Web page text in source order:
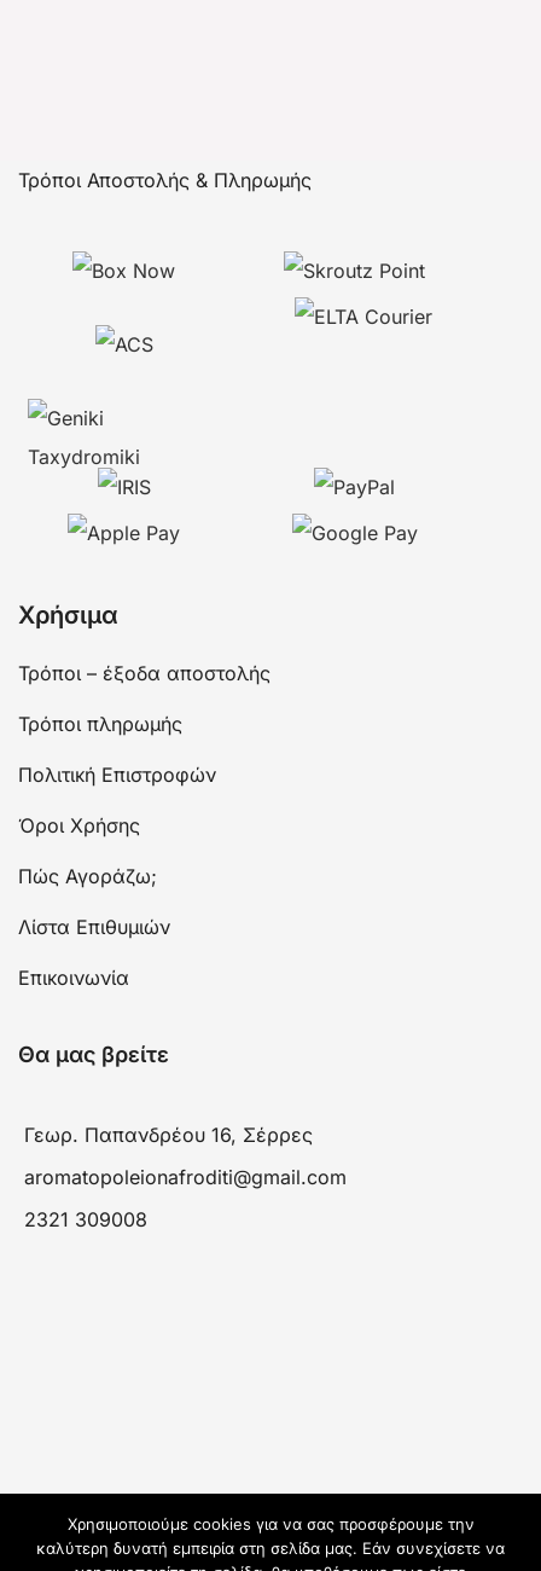
Τρόποι Αποστολής & Πληρωμής
Χρήσιμα
Τρόποι – έξοδα αποστολής
Τρόποι πληρωμής
Πολιτική Επιστροφών
Όροι Χρήσης
Πώς Αγοράζω;
Λίστα Επιθυμιών
Επικοινωνία
Θα μας βρείτε
Γεωρ. Παπανδρέου 16, Σέρρες
aromatopoleionafroditi@gmail.com
2321 309008
Χρησιμοποιούμε cookies για να σας προσφέρουμε την
καλύτερη δυνατή εμπειρία στη σελίδα μας. Εάν συνεχίσετε να